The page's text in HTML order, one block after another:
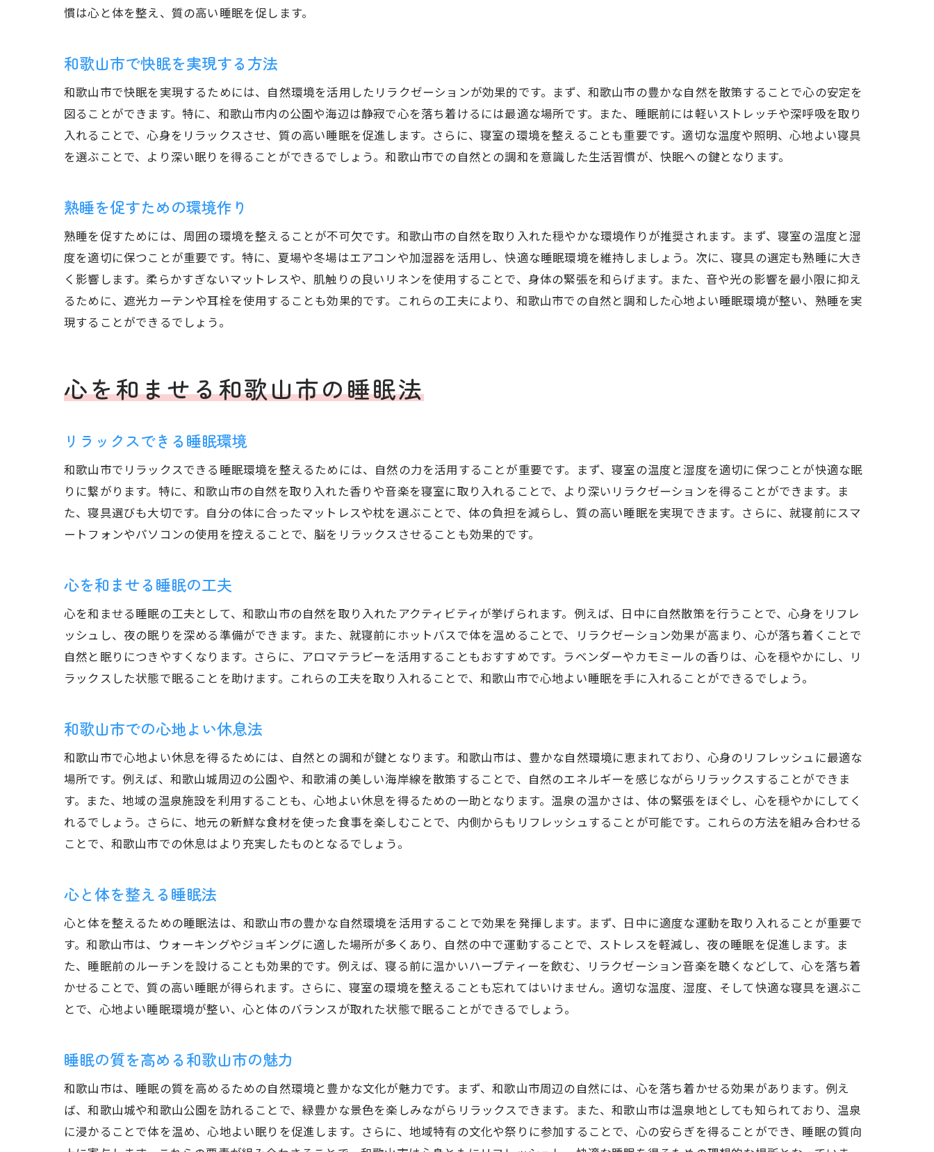
睡眠の質を上げる室内環境
心地よい空間での熟睡の秘訣
和歌山市で心身を整える睡眠法
心と体を整える睡眠の方法
和歌山市の癒しの睡眠法
熟睡を促す健康的な習慣
和歌山市での心身のバランス
和歌山市でのリラックスと快眠の秘訣
心地よい眠りを得るための工夫
和歌山市の快眠術
和歌山市での質の高い睡眠を実現
質の高い睡眠を得る方法
和歌山市で快適な眠りを手に入れる
睡眠の質を高めるための工夫
豊かな睡眠を実現するためのステップ
慣は心と体を整え、質の高い睡眠を促します。
和歌山市で快眠を実現する方法
和歌山市で快眠を実現するためには、自然環境を活用したリラクゼーションが効果的です。まず、和歌山市の豊かな自然を散策することで心の安定を
図ることができます。特に、和歌山市内の公園や海辺は静寂で心を落ち着けるには最適な場所です。また、睡眠前には軽いストレッチや深呼吸を取り
入れることで、心身をリラックスさせ、質の高い睡眠を促進します。さらに、寝室の環境を整えることも重要です。適切な温度や照明、心地よい寝具
を選ぶことで、より深い眠りを得ることができるでしょう。和歌山市での自然との調和を意識した生活習慣が、快眠への鍵となります。
熟睡を促すための環境作り
熟睡を促すためには、周囲の環境を整えることが不可欠です。和歌山市の自然を取り入れた穏やかな環境作りが推奨されます。まず、寝室の温度と湿
度を適切に保つことが重要です。特に、夏場や冬場はエアコンや加湿器を活用し、快適な睡眠環境を維持しましょう。次に、寝具の選定も熟睡に大き
く影響します。柔らかすぎないマットレスや、肌触りの良いリネンを使用することで、身体の緊張を和らげます。また、音や光の影響を最小限に抑え
るために、遮光カーテンや耳栓を使用することも効果的です。これらの工夫により、和歌山市での自然と調和した心地よい睡眠環境が整い、熟睡を実
現することができるでしょう。
心を和ませる和歌山市の睡眠法
リラックスできる睡眠環境
和歌山市でリラックスできる睡眠環境を整えるためには、自然の力を活用することが重要です。まず、寝室の温度と湿度を適切に保つことが快適な眠
りに繋がります。特に、和歌山市の自然を取り入れた香りや音楽を寝室に取り入れることで、より深いリラクゼーションを得ることができます。ま
た、寝具選びも大切です。自分の体に合ったマットレスや枕を選ぶことで、体の負担を減らし、質の高い睡眠を実現できます。さらに、就寝前にスマ
ートフォンやパソコンの使用を控えることで、脳をリラックスさせることも効果的です。
心を和ませる睡眠の工夫
心を和ませる睡眠の工夫として、和歌山市の自然を取り入れたアクティビティが挙げられます。例えば、日中に自然散策を行うことで、心身をリフレ
ッシュし、夜の眠りを深める準備ができます。また、就寝前にホットバスで体を温めることで、リラクゼーション効果が高まり、心が落ち着くことで
自然と眠りにつきやすくなります。さらに、アロマテラピーを活用することもおすすめです。ラベンダーやカモミールの香りは、心を穏やかにし、リ
ラックスした状態で眠ることを助けます。これらの工夫を取り入れることで、和歌山市で心地よい睡眠を手に入れることができるでしょう。
和歌山市での心地よい休息法
和歌山市で心地よい休息を得るためには、自然との調和が鍵となります。和歌山市は、豊かな自然環境に恵まれており、心身のリフレッシュに最適な
場所です。例えば、和歌山城周辺の公園や、和歌浦の美しい海岸線を散策することで、自然のエネルギーを感じながらリラックスすることができま
す。また、地域の温泉施設を利用することも、心地よい休息を得るための一助となります。温泉の温かさは、体の緊張をほぐし、心を穏やかにしてく
れるでしょう。さらに、地元の新鮮な食材を使った食事を楽しむことで、内側からもリフレッシュすることが可能です。これらの方法を組み合わせる
ことで、和歌山市での休息はより充実したものとなるでしょう。
心と体を整える睡眠法
心と体を整えるための睡眠法は、和歌山市の豊かな自然環境を活用することで効果を発揮します。まず、日中に適度な運動を取り入れることが重要で
す。和歌山市は、ウォーキングやジョギングに適した場所が多くあり、自然の中で運動することで、ストレスを軽減し、夜の睡眠を促進します。ま
た、睡眠前のルーチンを設けることも効果的です。例えば、寝る前に温かいハーブティーを飲む、リラクゼーション音楽を聴くなどして、心を落ち着
かせることで、質の高い睡眠が得られます。さらに、寝室の環境を整えることも忘れてはいけません。適切な温度、湿度、そして快適な寝具を選ぶこ
とで、心地よい睡眠環境が整い、心と体のバランスが取れた状態で眠ることができるでしょう。
睡眠の質を高める和歌山市の魅力
和歌山市は、睡眠の質を高めるための自然環境と豊かな文化が魅力です。まず、和歌山市周辺の自然には、心を落ち着かせる効果があります。例え
ば、和歌山城や和歌山公園を訪れることで、緑豊かな景色を楽しみながらリラックスできます。また、和歌山市は温泉地としても知られており、温泉
に浸かることで体を温め、心地よい眠りを促進します。さらに、地域特有の文化や祭りに参加することで、心の安らぎを得ることができ、睡眠の質向